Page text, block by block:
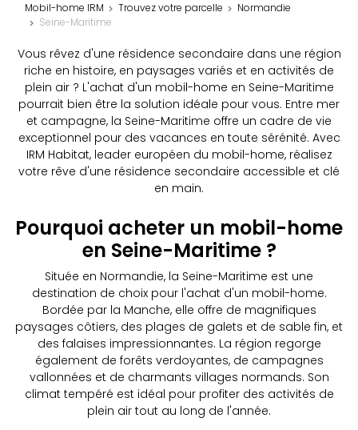
Mobil-home IRM Trouvez votre parcelle
Normandie
Seine-Maritime
Vous rêvez d'une résidence secondaire dans une région
riche en histoire, en paysages variés et en activités de
plein air ? L'achat d'un mobil-home en Seine-Maritime
pourrait bien être la solution idéale pour vous. Entre mer
et campagne, la Seine-Maritime offre un cadre de vie
exceptionnel pour des vacances en toute sérénité. Avec
IRM Habitat, leader européen du mobil-home, réalisez
votre rêve d'une résidence secondaire accessible et clé
en main.
Pourquoi acheter un mobil-home
en Seine-Maritime ?
Située en Normandie, la Seine-Maritime est une
destination de choix pour l'achat d'un mobil-home.
Bordée par la Manche, elle offre de magnifiques
paysages côtiers, des plages de galets et de sable fin, et
des falaises impressionnantes. La région regorge
également de forêts verdoyantes, de campagnes
vallonnées et de charmants villages normands. Son
climat tempéré est idéal pour profiter des activités de
plein air tout au long de l'année.